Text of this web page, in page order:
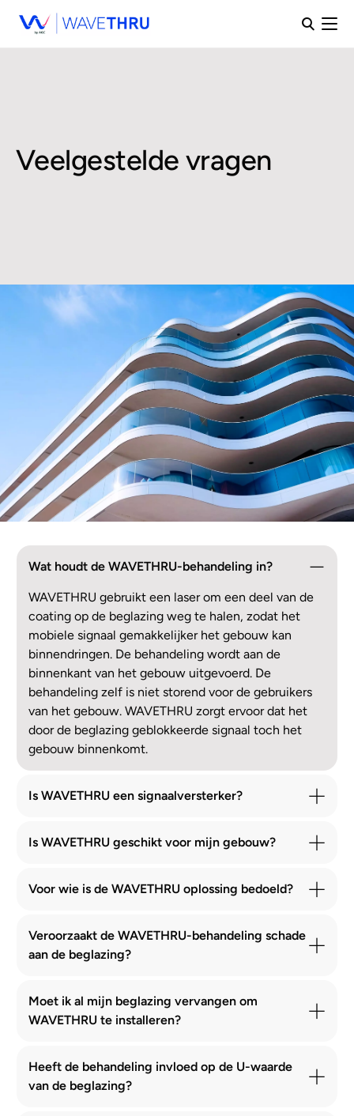
Veelgestelde vragen
Wat houdt de WAVETHRU-behandeling in?
WAVETHRU gebruikt een laser om een deel van de
coating op de beglazing weg te halen, zodat het
mobiele signaal gemakkelijker het gebouw kan
binnendringen. De behandeling wordt aan de
binnenkant van het gebouw uitgevoerd. De
behandeling zelf is niet storend voor de gebruikers
van het gebouw. WAVETHRU zorgt ervoor dat het
door de beglazing geblokkeerde signaal toch het
gebouw binnenkomt.
Is WAVETHRU een signaalversterker?
Is WAVETHRU geschikt voor mijn gebouw?
Voor wie is de WAVETHRU oplossing bedoeld?
Veroorzaakt de WAVETHRU-behandeling schade
aan de beglazing?
Moet ik al mijn beglazing vervangen om
WAVETHRU te installeren?
Heeft de behandeling invloed op de U-waarde
van de beglazing?